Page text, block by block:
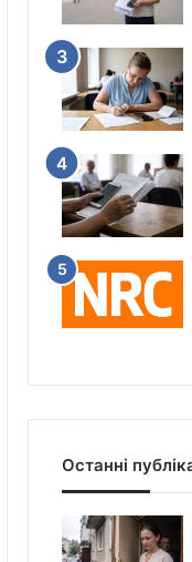
Останні